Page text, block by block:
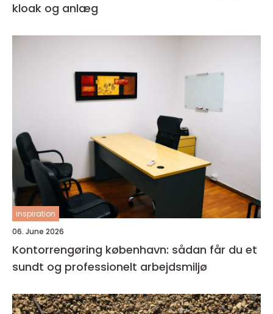
kloak og anlæg
inspiration
06. June 2026
Kontorrengøring københavn: sådan får du et
sundt og professionelt arbejdsmiljø